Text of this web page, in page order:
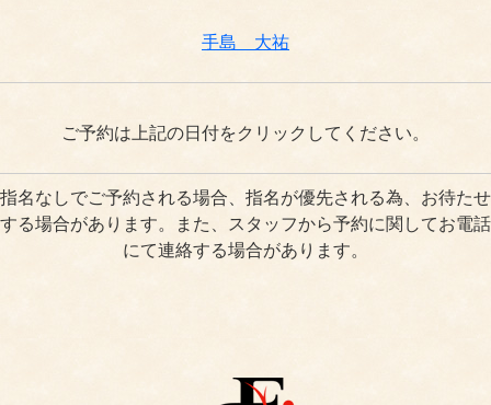
手島 大祐
ご予約は上記の日付をクリックしてください。
指名なしでご予約される場合、指名が優先される為、お待たせ
する場合があります。また、スタッフから予約に関してお電話
にて連絡する場合があります。